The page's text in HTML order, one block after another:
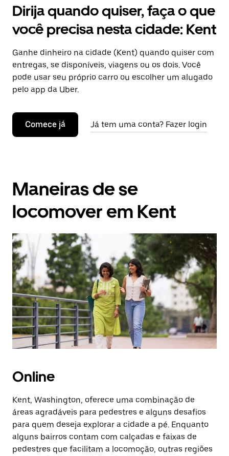
Dirija quando quiser, faça o que
você precisa nesta cidade: Kent
Ganhe dinheiro na cidade (Kent) quando quiser com
entregas, se disponíveis, viagens ou os dois. Você
pode usar seu próprio carro ou escolher um alugado
pelo app da Uber.
Comece já Já tem uma conta? Fazer login
Maneiras de se
locomover em Kent
Online
Kent, Washington, oferece uma combinação de
áreas agradáveis para pedestres e alguns desafios
para quem deseja explorar a cidade a pé. Enquanto
alguns bairros contam com calçadas e faixas de
pedestres que facilitam a locomoção, outras regiões